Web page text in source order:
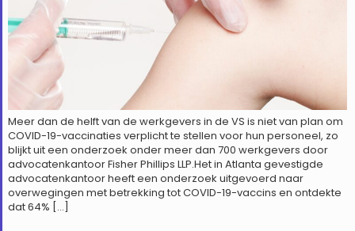
Meer dan de helft van de werkgevers in de VS is niet van plan om
COVID-19-vaccinaties verplicht te stellen voor hun personeel, zo
blijkt uit een onderzoek onder meer dan 700 werkgevers door
advocatenkantoor Fisher Phillips LLP.Het in Atlanta gevestigde
advocatenkantoor heeft een onderzoek uitgevoerd naar
overwegingen met betrekking tot COVID-19-vaccins en ontdekte
dat 64% […]